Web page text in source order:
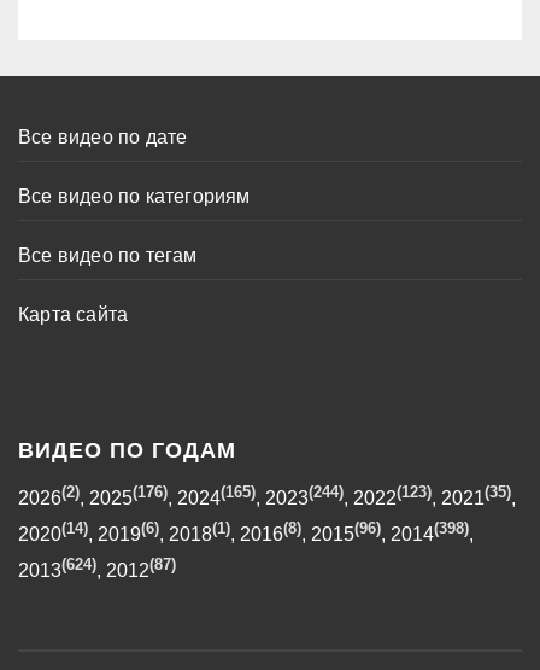
Все видео по дате
Все видео по категориям
Все видео по тегам
Карта сайта
ВИДЕО ПО ГОДАМ
2026(2), 2025(176), 2024(165), 2023(244), 2022(123), 2021(35),
2020(14), 2019(6), 2018(1), 2016(8), 2015(96), 2014(398),
2013(624), 2012(87)